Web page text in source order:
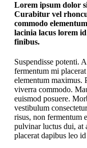
Lorem ipsum dolor
Curabitur vel
commodo
lacinia lacus lorem
finibus.
Suspendisse potenti.
fermentum mi
elementum maximus.
viverra commodo.
euismod posuere.
vestibulum
risus, non fermentum
pulvinar luctus dui, at
placerat dapibus leo